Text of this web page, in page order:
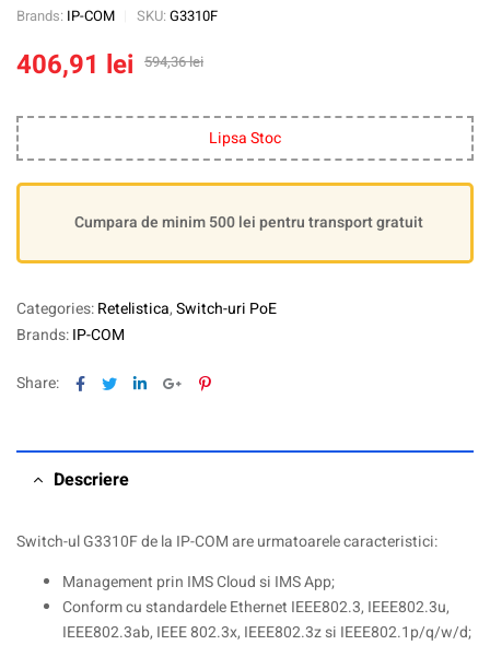
Brands: IP-COM SKU: G3310F
594,36lei
406,91 lei
Lipsa Stoc
Cumpara de minim 500 lei pentru transport gratuit
Categories:Retelistica,Switch-uri PoE
Brands:IP-COM
Share: Facebook
TwitterLinkedinGoogle+Pinterest
Descriere
Switch-ul G3310F de la IP-COM are urmatoarele caracteristici:
Management prin IMS Cloud si IMS App;
Conform cu standardele Ethernet IEEE802.3, IEEE802.3u,
IEEE802.3ab, IEEE 802.3x, IEEE802.3z si IEEE802.1p/q/w/d;